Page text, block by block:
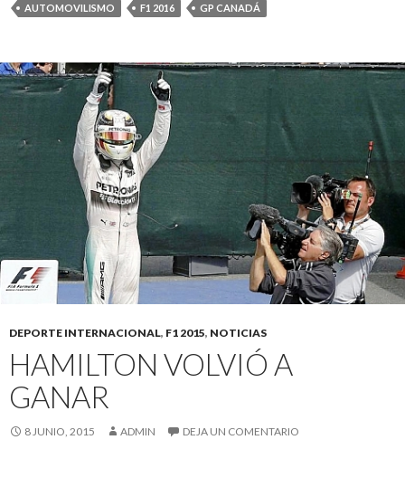
AUTOMOVILISMO F1 2016 GP CANADÁ
DEPORTE INTERNACIONAL, F1 2015, NOTICIAS
HAMILTON VOLVIÓ A
GANAR
8 JUNIO, 2015 ADMIN DEJA UN COMENTARIO